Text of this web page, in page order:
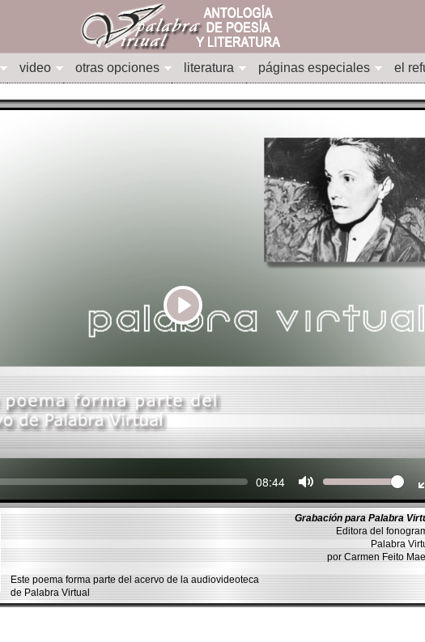
video otras opciones literatura páginas especiales el
Play
Seek Current
08:44 Volume
Grabación para Palabra
Editora del
Palabra
por Carmen Feito
Este poema forma parte del acervo de la audiovideoteca
de Palabra Virtual